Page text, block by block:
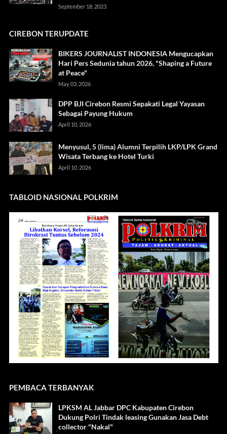
September 18, 2023
CIREBON TERUPDATE
BIKERS JOURNALIST INDONESIA Mengucapkan
Hari Pers Sedunia tahun 2026, "Shaping a Future
at Peace"
May 03, 2026
DPP BJI Cirebon Resmi Sepakati Legal Yayasan
Sebagai Payung Hukum
April 10, 2026
Menyusul, 5 (lima) Alumni Terpilih LKP/LPK Grand
Wisata Terbang ke Hotel Turki
April 10, 2026
TABLOID NASIONAL POLKRIM
PEMBACA TERBANYAK
LPKSM AL Jabbar DPC Kabupaten Cirebon
Dukung Polri Tindak leasing Gunakan Jasa Debt
collector "Nakal"